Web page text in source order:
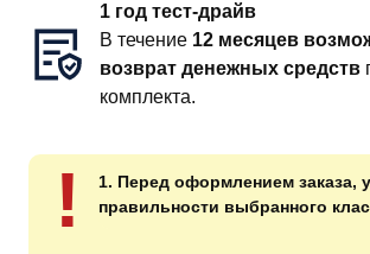
1 год тест-драйв
В течение 12 месяцев
возврат денежных средств
комплекта.
!
1. Перед оформлением заказа,
правильности выбранного